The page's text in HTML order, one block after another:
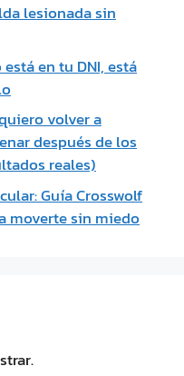
lesionada sin
en tu DNI, está
volver a
después de los
reales)
Guía Crosswolf
moverte sin miedo